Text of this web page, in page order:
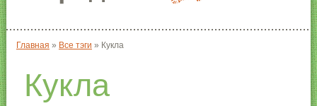
Вы здесь
Главная » Все тэги » Кукла
Кукла